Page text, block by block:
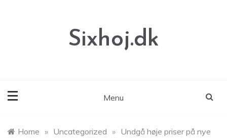
Sixhoj.dk
Menu
Home » Uncategorized » Undgå høje priser på nye